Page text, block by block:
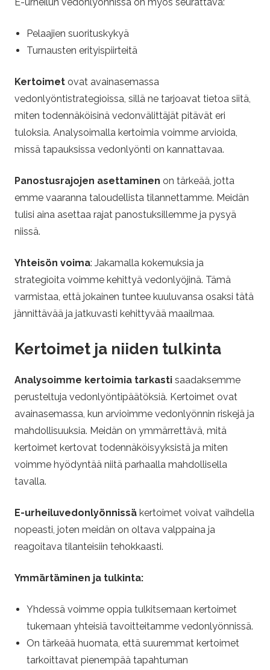
E-urheilun vedonlyönnissä on myös seurattava:
Pelaajien suorituskykyä
Turnausten erityispiirteitä
Kertoimet ovat avainasemassa
vedonlyöntistrategioissa, sillä ne tarjoavat tietoa siitä,
miten todennäköisinä vedonvälittäjät pitävät eri
tuloksia. Analysoimalla kertoimia voimme arvioida,
missä tapauksissa vedonlyönti on kannattavaa.
Panostusrajojen asettaminen on tärkeää, jotta
emme vaaranna taloudellista tilannettamme. Meidän
tulisi aina asettaa rajat panostuksillemme ja pysyä
niissä.
Yhteisön voima: Jakamalla kokemuksia ja
strategioita voimme kehittyä vedonlyöjinä. Tämä
varmistaa, että jokainen tuntee kuuluvansa osaksi tätä
jännittävää ja jatkuvasti kehittyvää maailmaa.
Kertoimet ja niiden tulkinta
Analysoimme kertoimia tarkasti saadaksemme
perusteltuja vedonlyöntipäätöksiä. Kertoimet ovat
avainasemassa, kun arvioimme vedonlyönnin riskejä ja
mahdollisuuksia. Meidän on ymmärrettävä, mitä
kertoimet kertovat todennäköisyyksistä ja miten
voimme hyödyntää niitä parhaalla mahdollisella
tavalla.
E-urheiluvedonlyönnissä kertoimet voivat vaihdella
nopeasti, joten meidän on oltava valppaina ja
reagoitava tilanteisiin tehokkaasti.
Ymmärtäminen ja tulkinta:
Yhdessä voimme oppia tulkitsemaan kertoimet
tukemaan yhteisiä tavoitteitamme vedonlyönnissä.
On tärkeää huomata, että suuremmat kertoimet
tarkoittavat pienempää tapahtuman